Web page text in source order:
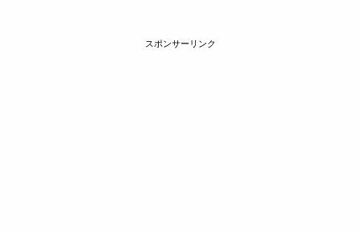
スポンサーリンク